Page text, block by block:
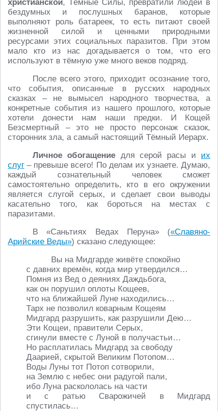
христианской, Тёмные Силы, превратили людей в
бездумных и послушных баранов, которые
выполняют роль батареек, то есть питают своей
жизненной силой и ценными природными
ресурсами этих социальных паразитов. При этом
мало кто из нас догадывается о том, что его
используют в тёмную уже много веков подряд.
После всего этого, приходит осознание того,
что события, описанные в русских народных
сказках – не вымысел народного творчества, а
конкретные события из нашего прошлого, которые
хотели донести нам наши предки. И Кощей
Безсмертный – это не просто персонаж сказок,
сторонник зла, а самый настоящий Тёмный Иерарх.
Личное обогащение для серой расы и их
слуг – превыше всего! По делам их узнаете. Думаю,
каждый сознательный человек сможет
самостоятельно определить, кто в его окружении
является слугой серых, и сделает свои выводы
касательно того, как бороться на местах с
паразитами.
В «Саньтиях Ведах Перуна» («Славяно-
Арийские Веды») сказано следующее:
Вы на Мидгарде живёте спокойно
с давних времён, когда мир утвердился…
Помня из Вед о деяниях Даждьбога,
как он порушил оплоты Кощеев,
что на ближайшей Луне находились…
Тарх не позволил коварным Кощеям
Мидгард разрушить, как разрушили Дею…
Эти Кощеи, правители Серых,
сгинули вместе с Луной в получастьи…
Но расплатилась Мидгард за свободу
Даарией, скрытой Великим Потопом…
Воды Луны тот Потоп сотворили,
на Землю с небес они радугой пали,
ибо Луна раскололась на части
и с ратью Сварожичей в Мидгард
спустилась…